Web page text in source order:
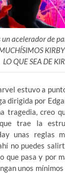
un acelerador de
LO QUE SEA DE
estuvo a
dirigida por
tragedia, creo
trae la
unas reglas
no puedes
que pasa y por
unos